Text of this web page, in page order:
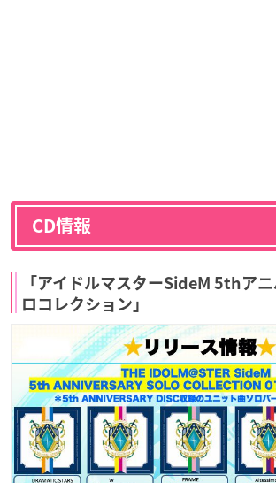
CD情報
「アイドルマスターSideM 5thア
ロコレクション」